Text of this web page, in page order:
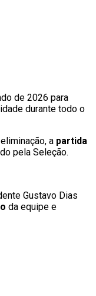
de 2026 para
durante todo o
a partida
pela Seleção.
Gustavo Dias
da equipe e